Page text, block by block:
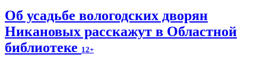
Об усадьбе вологодских дворян
Никановых расскажут в Областной
библиотеке 12+